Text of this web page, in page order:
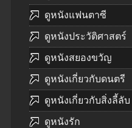
ดูหนังแฟนตาซี
ดูหนังประวัติศาสตร์
ดูหนังสยองขวัญ
ดูหนังเกี่ยวกับดนตรี
ดูหนังเกี่ยวกับสิ่งลี้ลับ
ดูหนังรัก